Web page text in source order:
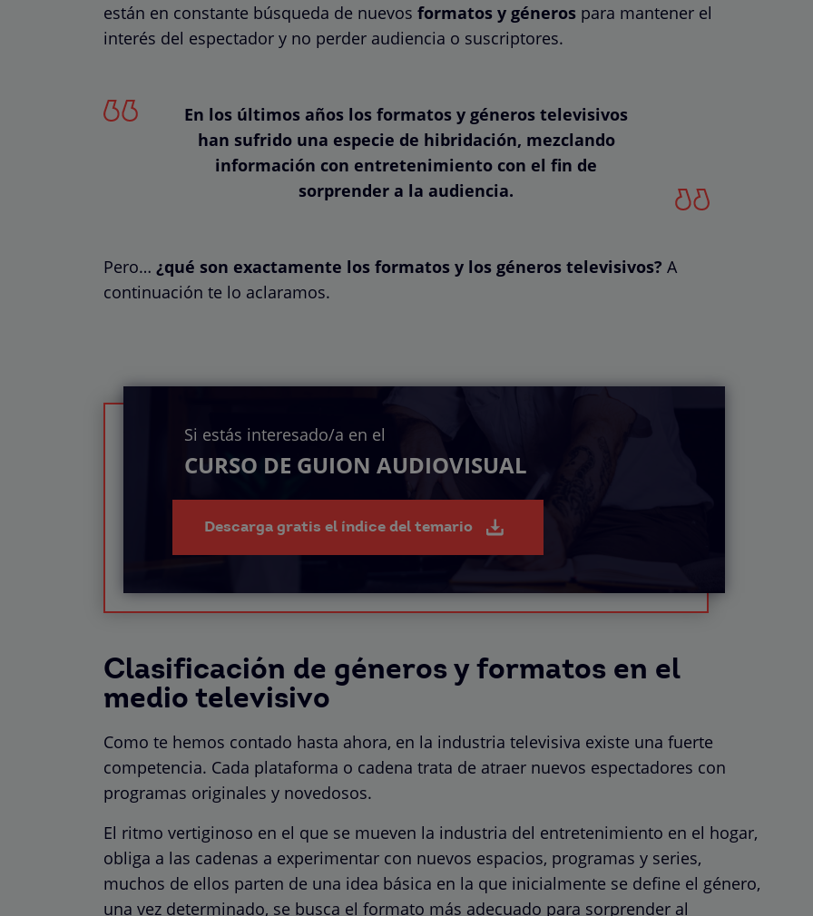
están en constante búsqueda de nuevos formatos y géneros para mantener el
interés del espectador y no perder audiencia o suscriptores.
En los últimos años los formatos y géneros televisivos
han sufrido una especie de hibridación, mezclando
información con entretenimiento con el fin de
sorprender a la audiencia.
Pero… ¿qué son exactamente los formatos y los géneros televisivos? A
continuación te lo aclaramos.
Si estás interesado/a en el
CURSO DE GUION AUDIOVISUAL
Descarga gratis el índice del temario
Clasificación de géneros y formatos en el
medio televisivo
Como te hemos contado hasta ahora, en la industria televisiva existe una fuerte
competencia. Cada plataforma o cadena trata de atraer nuevos espectadores con
programas originales y novedosos.
El ritmo vertiginoso en el que se mueven la industria del entretenimiento en el hogar,
obliga a las cadenas a experimentar con nuevos espacios, programas y series,
muchos de ellos parten de una idea básica en la que inicialmente se define el género,
una vez determinado, se busca el formato más adecuado para sorprender al